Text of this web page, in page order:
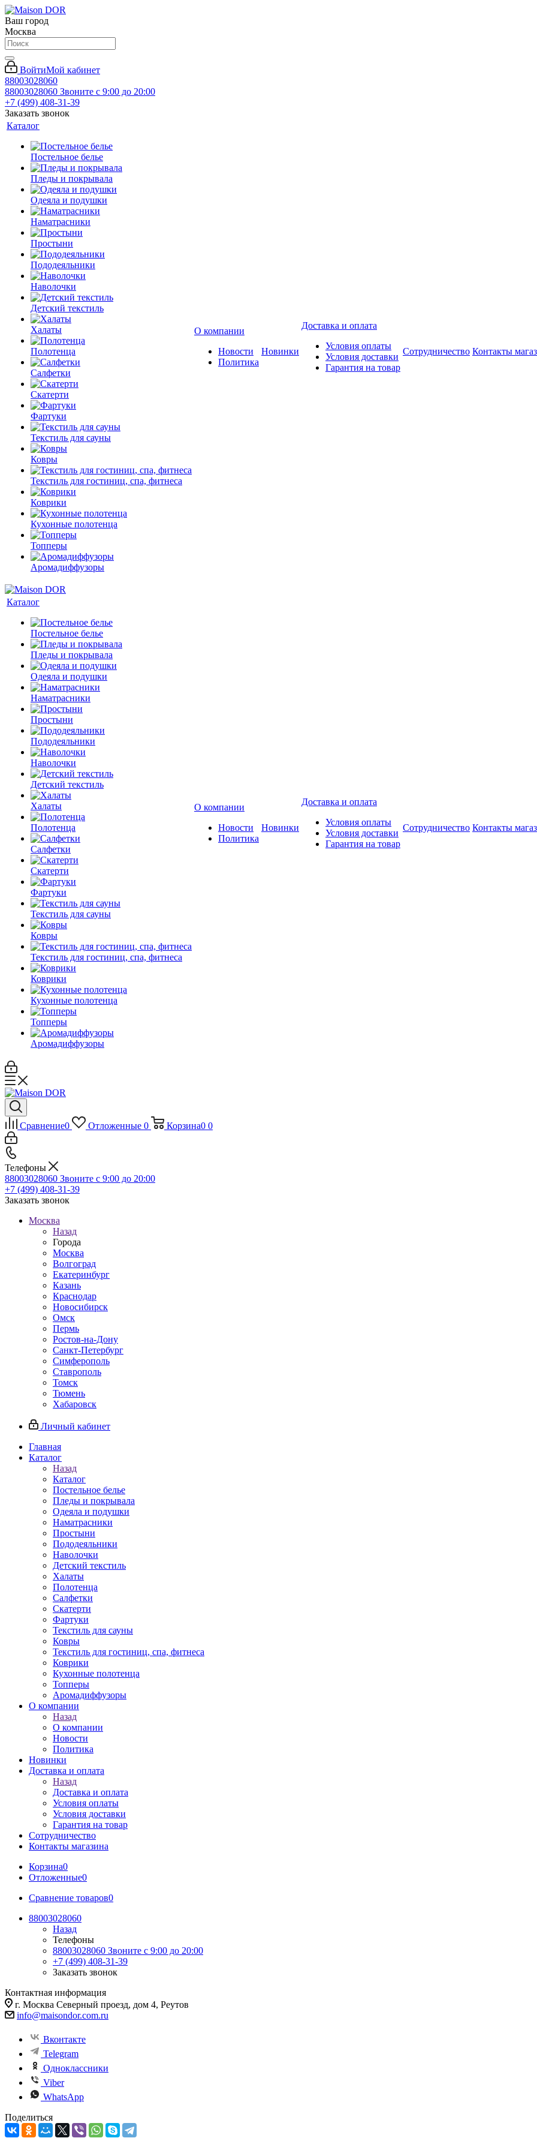
Ваш город
Москва
ВойтиМой кабинет
88003028060
88003028060 Звоните с 9:00 до 20:00
+7 (499) 408-31-39
Заказать звонок
Каталог
Постельное белье
Пледы и покрывала
Одеяла и подушки
Наматрасники
Простыни
Пододеяльники
Наволочки
Детский текстиль
Халаты
Полотенца
Салфетки
Скатерти
Фартуки
Текстиль для сауны
Ковры
Текстиль для гостиниц, спа, фитнеса
Коврики
Кухонные полотенца
Топперы
Аромадиффузоры
О компании
Новости
Политика
Новинки
Доставка и оплата
Условия оплаты
Условия доставки
Гарантия на товар
Сотрудничество Контакты
Каталог
Постельное белье
Пледы и покрывала
Одеяла и подушки
Наматрасники
Простыни
Пододеяльники
Наволочки
Детский текстиль
Халаты
Полотенца
Салфетки
Скатерти
Фартуки
Текстиль для сауны
Ковры
Текстиль для гостиниц, спа, фитнеса
Коврики
Кухонные полотенца
Топперы
Аромадиффузоры
О компании
Новости
Политика
Новинки
Доставка и оплата
Условия оплаты
Условия доставки
Гарантия на товар
Сотрудничество Контакты
Сравнение0 Отложенные 0 Корзина0 0
Телефоны
88003028060 Звоните с 9:00 до 20:00
+7 (499) 408-31-39
Заказать звонок
Москва
Назад
Города
Москва
Волгоград
Екатеринбург
Казань
Краснодар
Новосибирск
Омск
Пермь
Ростов-на-Дону
Санкт-Петербург
Симферополь
Ставрополь
Томск
Тюмень
Хабаровск
Личный кабинет
Главная
Каталог
Назад
Каталог
Постельное белье
Пледы и покрывала
Одеяла и подушки
Наматрасники
Простыни
Пододеяльники
Наволочки
Детский текстиль
Халаты
Полотенца
Салфетки
Скатерти
Фартуки
Текстиль для сауны
Ковры
Текстиль для гостиниц, спа, фитнеса
Коврики
Кухонные полотенца
Топперы
Аромадиффузоры
О компании
Назад
О компании
Новости
Политика
Новинки
Доставка и оплата
Назад
Доставка и оплата
Условия оплаты
Условия доставки
Гарантия на товар
Сотрудничество
Контакты магазина
Корзина0
Отложенные0
Сравнение товаров0
88003028060
Назад
Телефоны
88003028060 Звоните с 9:00 до 20:00
+7 (499) 408-31-39
Заказать звонок
Контактная информация
г. Москва Северный проезд, дом 4, Реутов
info@maisondor.com.ru
Вконтакте
Telegram
Одноклассники
Viber
WhatsApp
Поделиться